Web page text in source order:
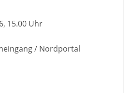
15.00 Uhr
/ Nordportal